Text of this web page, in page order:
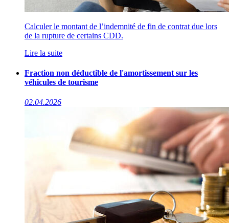
Calculer le montant de l’indemnité de fin de contrat due lors
de la rupture de certains CDD.
Lire la suite
Fraction non déductible de l'amortissement sur les
véhicules de tourisme
02.04.2026